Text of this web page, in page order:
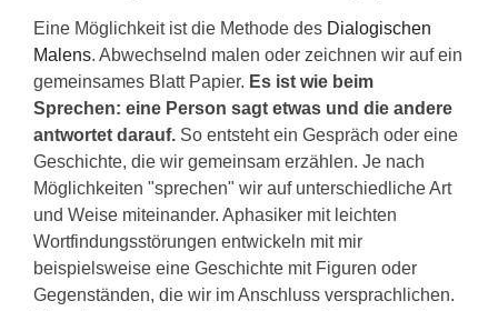
Eine Möglichkeit ist die Methode des Dialogischen
Malens. Abwechselnd malen oder zeichnen wir auf ein
gemeinsames Blatt Papier. Es ist wie beim
Sprechen: eine Person sagt etwas und die andere
antwortet darauf. So entsteht ein Gespräch oder eine
Geschichte, die wir gemeinsam erzählen. Je nach
Möglichkeiten "sprechen" wir auf unterschiedliche Art
und Weise miteinander. Aphasiker mit leichten
Wortfindungsstörungen entwickeln mit mir
beispielsweise eine Geschichte mit Figuren oder
Gegenständen, die wir im Anschluss versprachlichen.